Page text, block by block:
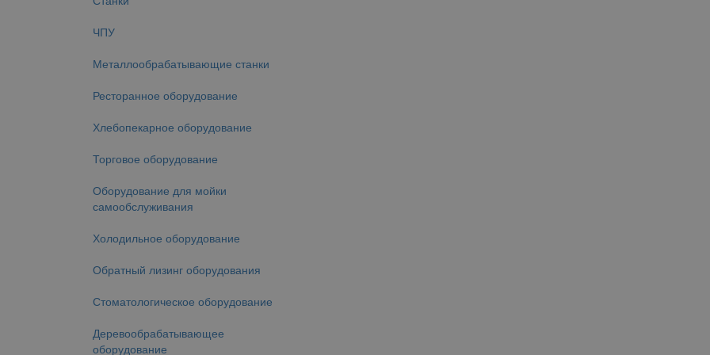
ЧПУ
Металлообрабатывающие станки
Ресторанное оборудование
Хлебопекарное оборудование
Торговое оборудование
Оборудование для мойки
самообслуживания
Холодильное оборудование
Обратный лизинг оборудования
Стоматологическое оборудование
Деревообрабатывающее
оборудование